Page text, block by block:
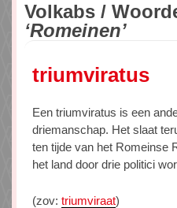
Volkabs /
‘Romeinen’
triumviratus
Een triumviratus is een
driemanschap. Het slaat
ten tijde van het Romeinse
het land door drie politici
(zov: triumviraat)